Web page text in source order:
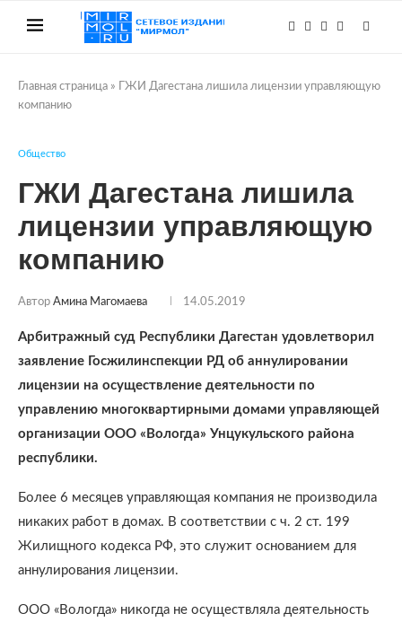
Главная страница »
ГЖИ Дагестана лишила лицензии управляющую
компанию
Общество
ГЖИ Дагестана лишила
лицензии управляющую
компанию
Автор Амина Магомаева 14.05.2019
Арбитражный суд Республики Дагестан удовлетворил
заявление Госжилинспекции РД об аннулировании
лицензии на осуществление деятельности по
управлению многоквартирными домами управляющей
организации ООО «Вологда» Унцукульского района
республики.
Более 6 месяцев управляющая компания не производила
никаких работ в домах. В соответствии с ч. 2 ст. 199
Жилищного кодекса РФ, это служит основанием для
аннулирования лицензии.
ООО «Вологда» никогда не осуществляла деятельность